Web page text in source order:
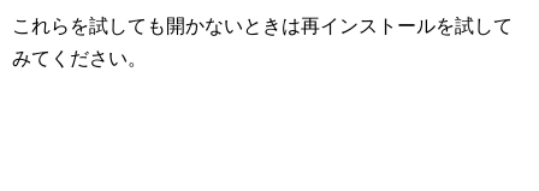
これらを試しても開かないときは再インストールを試して
みてください。